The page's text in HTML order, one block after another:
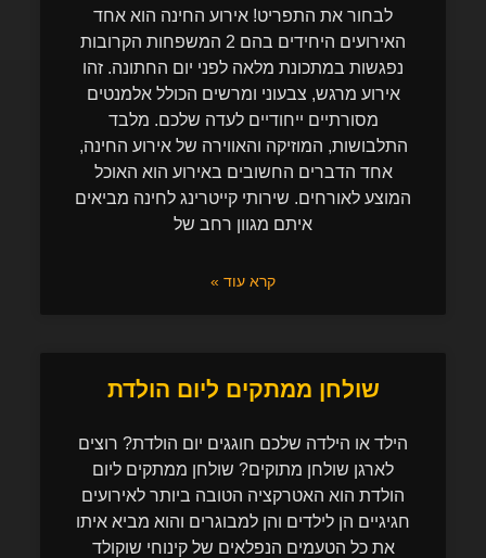
לבחור את התפריט! אירוע החינה הוא אחד
האירועים היחידים בהם 2 המשפחות הקרובות
נפגשות במתכונת מלאה לפני יום החתונה. זהו
אירוע מרגש, צבעוני ומרשים הכולל אלמנטים
מסורתיים ייחודיים לעדה שלכם. מלבד
התלבושות, המוזיקה והאווירה של אירוע החינה,
אחד הדברים החשובים באירוע הוא האוכל
המוצע לאורחים. שירותי קייטרינג לחינה מביאים
איתם מגוון רחב של
קרא עוד »
שולחן ממתקים ליום הולדת
הילד או הילדה שלכם חוגגים יום הולדת? רוצים
לארגן שולחן מתוקים? שולחן ממתקים ליום
הולדת הוא האטרקציה הטובה ביותר לאירועים
חגיגיים הן לילדים והן למבוגרים והוא מביא איתו
את כל הטעמים הנפלאים של קינוחי שוקולד